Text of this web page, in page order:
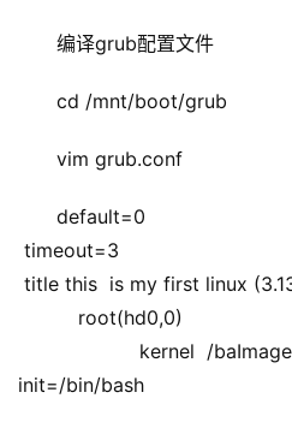
编译grub配置文件
cd /mnt/boot/grub
vim grub.conf
default=0
timeout=3
title this  is my first linux
root(hd0,0)
init=/bin/bash